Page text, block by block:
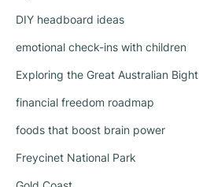
DIY headboard ideas
emotional check-ins with children
Exploring the Great Australian Bight
financial freedom roadmap
foods that boost brain power
Freycinet National Park